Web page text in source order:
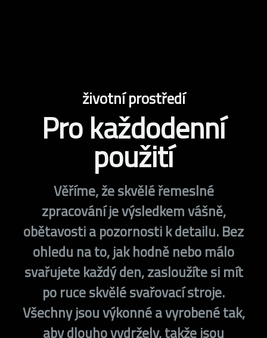
životní prostředí
Pro každodenní
použití
Věříme, že skvělé řemeslné
zpracování je výsledkem vášně,
obětavosti a pozornosti k detailu. Bez
ohledu na to, jak hodně nebo málo
svařujete každý den, zasloužíte si mít
po ruce skvělé svařovací stroje.
Všechny jsou výkonné a vyrobené tak,
aby dlouho vydržely, takže jsou